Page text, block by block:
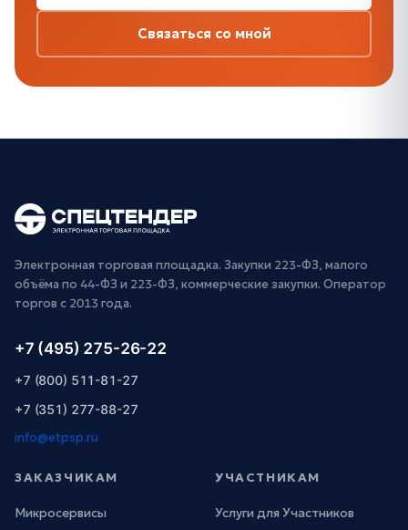
Связаться со мной
Электронная торговая площадка. Закупки 223-ФЗ, малого
объёма по 44-ФЗ и 223-ФЗ, коммерческие закупки. Оператор
торгов с 2013 года.
+7 (495) 275-26-22
+7 (800) 511-81-27
+7 (351) 277-88-27
info@etpsp.ru
ЗАКАЗЧИКАМ
Микросервисы
УЧАСТНИКАМ
Услуги для Участников